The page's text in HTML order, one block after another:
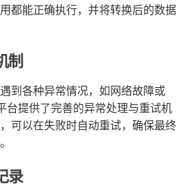
都能正确执行，并将转换后的数据
制
到各种异常情况，如网络故障或
台提供了完善的异常处理与重试机
可以在失败时自动重试，确保最终
录